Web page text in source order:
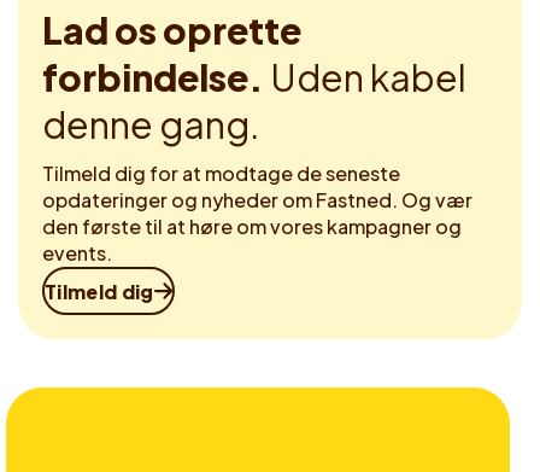
Lad os oprette
forbindelse. Uden kabel
denne gang.
Tilmeld dig for at modtage de seneste
opdateringer og nyheder om Fastned. Og vær
den første til at høre om vores kampagner og
events.
Tilmeld dig